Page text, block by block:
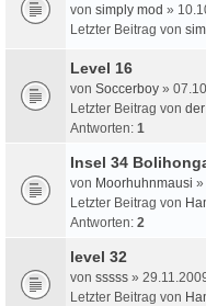
von simply mod »
Letzter Beitrag von
Level 16
von Soccerboy »
Letzter Beitrag von
Antworten: 1
Insel 34
von Moorhuhnmausi »
Letzter Beitrag von
Antworten: 2
level 32
von sssss »
Letzter Beitrag von